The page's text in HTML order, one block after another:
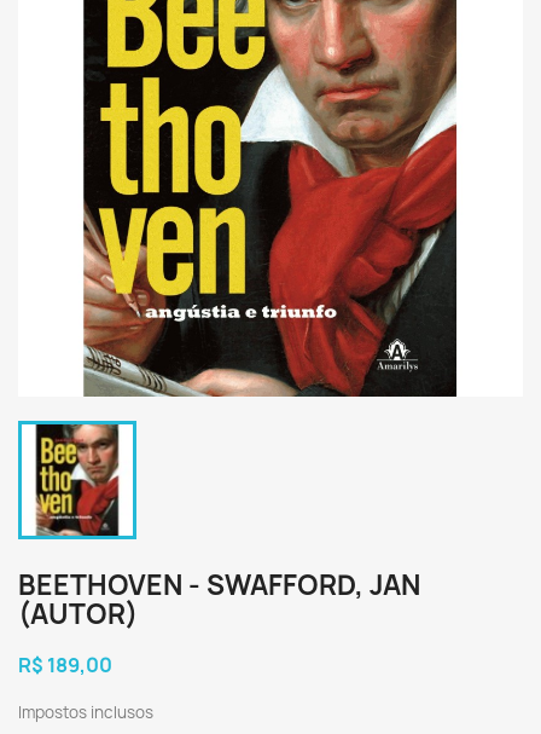
BEETHOVEN - SWAFFORD, JAN
(AUTOR)
R$ 189,00
Impostos inclusos